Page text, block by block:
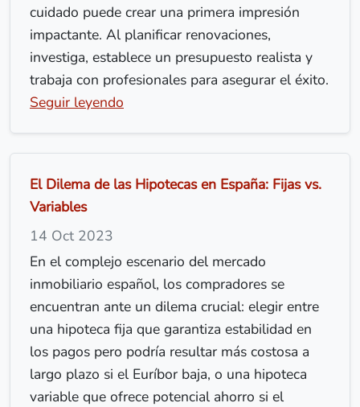
cuidado puede crear una primera impresión
impactante. Al planificar renovaciones,
investiga, establece un presupuesto realista y
trabaja con profesionales para asegurar el éxito.
Seguir leyendo
El Dilema de las Hipotecas en España: Fijas vs.
Variables
14 Oct 2023
En el complejo escenario del mercado
inmobiliario español, los compradores se
encuentran ante un dilema crucial: elegir entre
una hipoteca fija que garantiza estabilidad en
los pagos pero podría resultar más costosa a
largo plazo si el Euríbor baja, o una hipoteca
variable que ofrece potencial ahorro si el